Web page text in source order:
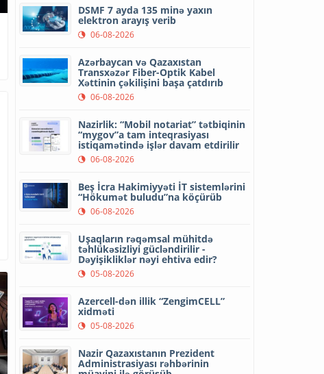
DSMF 7 ayda 135 minə yaxın
elektron arayış verib
06-08-2026
Azərbaycan və Qazaxıstan
Transxəzər Fiber-Optik Kabel
Xəttinin çəkilişini başa çatdırıb
06-08-2026
Nazirlik: “Mobil notariat” tətbiqinin
“mygov”a tam inteqrasiyası
istiqamətində işlər davam etdirilir
06-08-2026
Beş İcra Hakimiyyəti İT sistemlərini
“Hökumət buludu”na köçürüb
06-08-2026
Uşaqların rəqəmsal mühitdə
təhlükəsizliyi gücləndirilir -
Dəyişikliklər nəyi ehtiva edir?
05-08-2026
Azercell-dən illik “ZengimCELL”
xidməti
05-08-2026
Nazir Qazaxıstanın Prezident
Administrasiyası rəhbərinin